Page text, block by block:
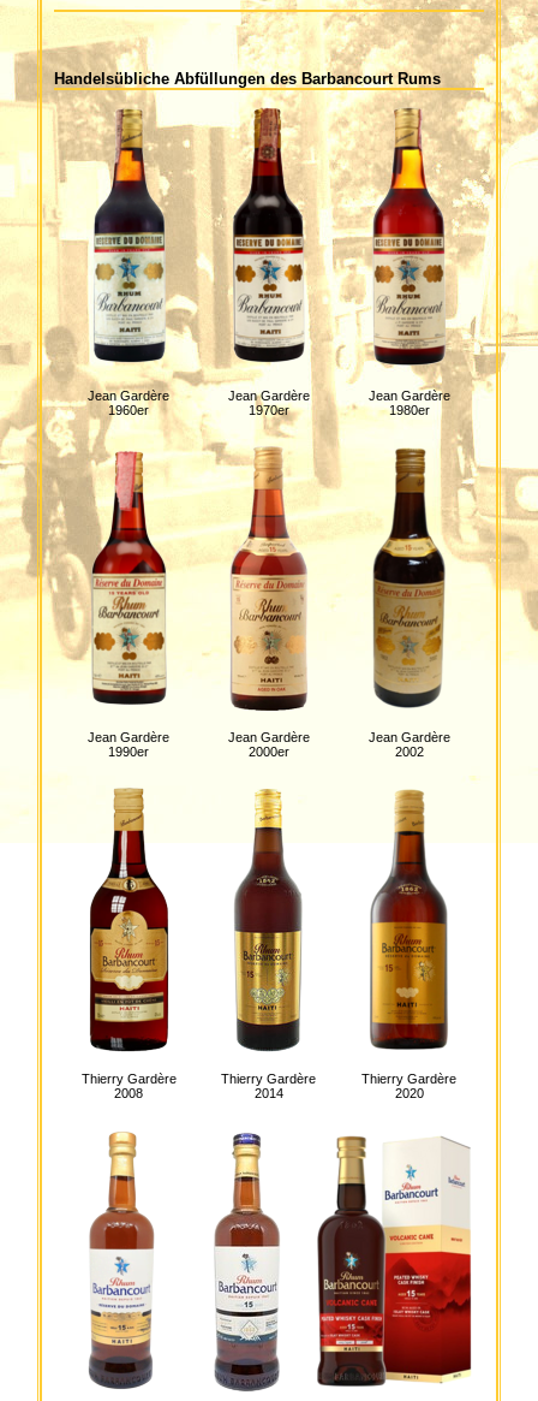
Handelsübliche Abfüllungen des Barbancourt Rums
Jean Gardère
1960er
Jean Gardère
1970er
Jean Gardère
1980er
Jean Gardère
1990er
Jean Gardère
2000er
Jean Gardère
2002
Thierry Gardère
2008
Thierry Gardère
2014
Thierry Gardère
2020